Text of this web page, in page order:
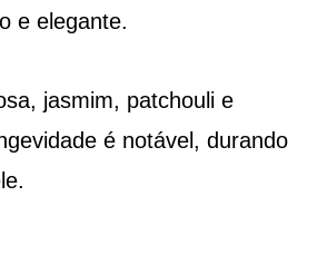
e elegante.
jasmim, patchouli e
é notável, durando